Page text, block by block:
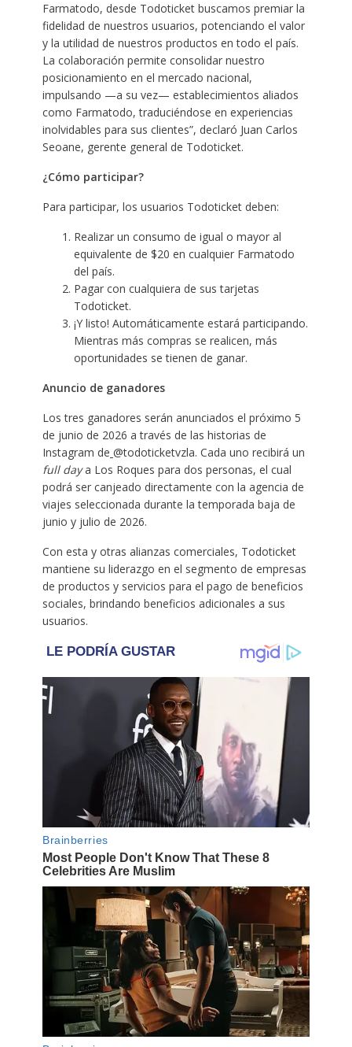
Farmatodo, desde Todoticket buscamos premiar la
fidelidad de nuestros usuarios, potenciando el valor
y la utilidad de nuestros productos en todo el país.
La colaboración permite consolidar nuestro
posicionamiento en el mercado nacional,
impulsando —a su vez— establecimientos aliados
como Farmatodo, traduciéndose en experiencias
inolvidables para sus clientes”, declaró Juan Carlos
Seoane, gerente general de Todoticket.
¿Cómo participar?
Para participar, los usuarios Todoticket deben:
Realizar un consumo de igual o mayor al
equivalente de $20 en cualquier Farmatodo
del país.
Pagar con cualquiera de sus tarjetas
Todoticket.
¡Y listo! Automáticamente estará participando.
Mientras más compras se realicen, más
oportunidades se tienen de ganar.
Anuncio de ganadores
Los tres ganadores serán anunciados el próximo 5
de junio de 2026 a través de las historias de
Instagram de @todoticketvzla. Cada uno recibirá un
full daya Los Roques para dos personas, el cual
podrá ser canjeado directamente con la agencia de
viajes seleccionada durante la temporada baja de
junio y julio de 2026.
Con esta y otras alianzas comerciales, Todoticket
mantiene su liderazgo en el segmento de empresas
de productos y servicios para el pago de beneficios
sociales, brindando beneficios adicionales a sus
usuarios.